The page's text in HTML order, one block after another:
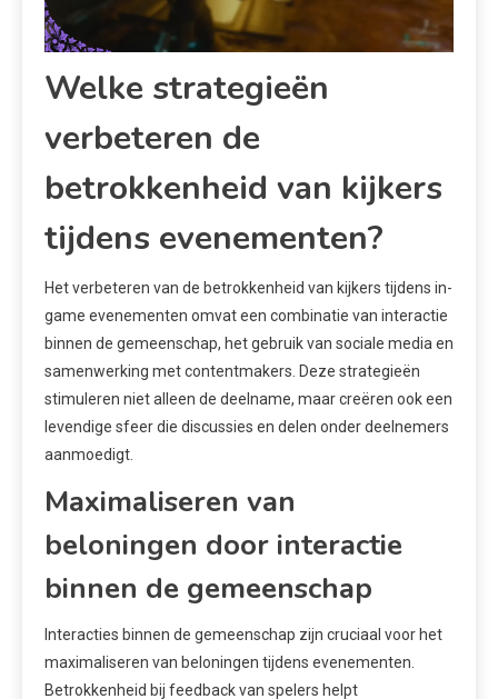
Welke strategieën
verbeteren de
betrokkenheid van kijkers
tijdens evenementen?
Het verbeteren van de betrokkenheid van kijkers tijdens in-
game evenementen omvat een combinatie van interactie
binnen de gemeenschap, het gebruik van sociale media en
samenwerking met contentmakers. Deze strategieën
stimuleren niet alleen de deelname, maar creëren ook een
levendige sfeer die discussies en delen onder deelnemers
aanmoedigt.
Maximaliseren van
beloningen door interactie
binnen de gemeenschap
Interacties binnen de gemeenschap zijn cruciaal voor het
maximaliseren van beloningen tijdens evenementen.
Betrokkenheid bij feedback van spelers helpt